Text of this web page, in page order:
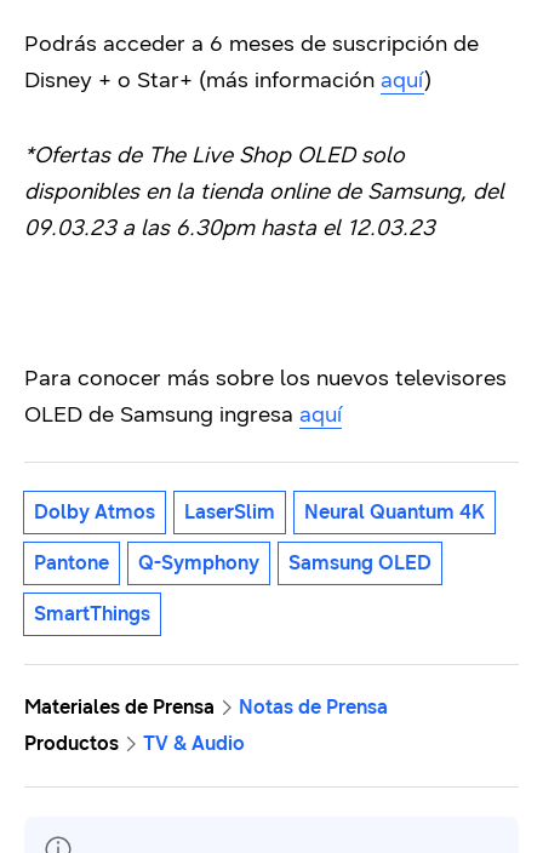
Podrás acceder a 6 meses de suscripción de
Disney + o Star+ (más información aquí)
*Ofertas de The Live Shop OLED solo
disponibles en la tienda online de Samsung, del
09.03.23 a las 6.30pm hasta el 12.03.23
Para conocer más sobre los nuevos televisores
OLED de Samsung ingresa aquí
Dolby Atmos LaserSlim Neural Quantum 4K
Pantone Q-Symphony Samsung OLED
SmartThings
Materiales de Prensa
Notas de Prensa
Productos
TV & Audio